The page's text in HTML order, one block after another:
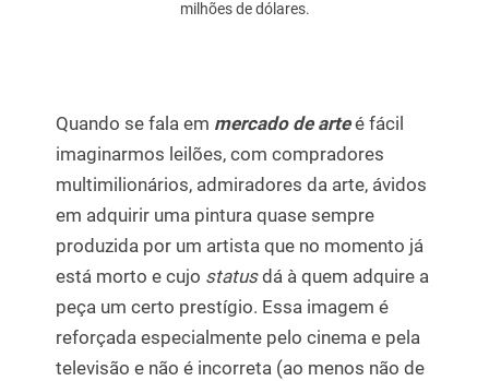
milhões de dólares.
Quando se fala em mercado de arteé fácil
imaginarmos leilões, com compradores
multimilionários, admiradores da arte, ávidos
em adquirir uma pintura quase sempre
produzida por um artista que no momento já
está morto e cujo statusdá à quem adquire a
peça um certo prestígio. Essa imagem é
reforçada especialmente pelo cinema e pela
televisão e não é incorreta (ao menos não de